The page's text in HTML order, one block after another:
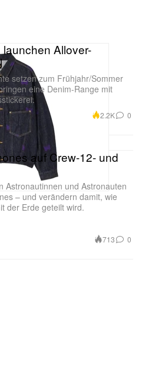
Allover-
setzen zum Frühjahr/Sommer
eine Denim-Range mit
2.2K 0
auf Crew-12- und
Astronautinnen und Astronauten
– und verändern damit, wie
der Erde geteilt wird.
713 0